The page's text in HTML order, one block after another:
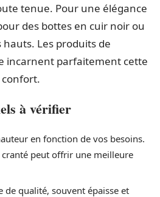
tenue. Pour une élégance
des bottes en cuir noir ou
Les produits de
incarnent parfaitement cette
à vérifier
en fonction de vos besoins.
peut offrir une meilleure
de qualité, souvent épaisse et